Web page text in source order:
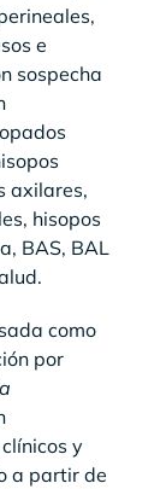
e
sospecha
axilares,
hisopos
BAS, BAL
como
por
y
a partir de